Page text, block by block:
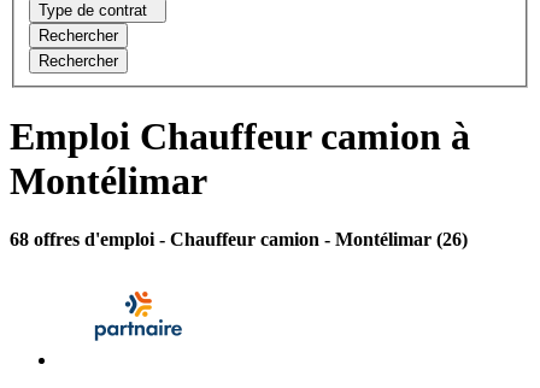
Type de contrat
Rechercher
Rechercher
Emploi Chauffeur camion à
Montélimar
68 offres d'emploi - Chauffeur camion - Montélimar (26)